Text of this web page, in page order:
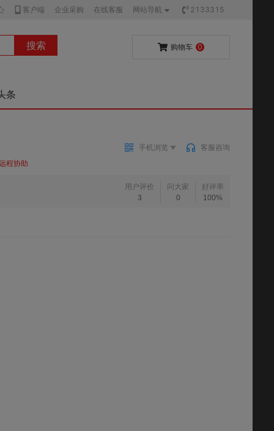
客户端 企业采购 在线客服 网站导航 2133315
搜索 购物车 0
条
手机浏览
客服咨询
程协助
用户评价
3
问大家
0
好评率
100%